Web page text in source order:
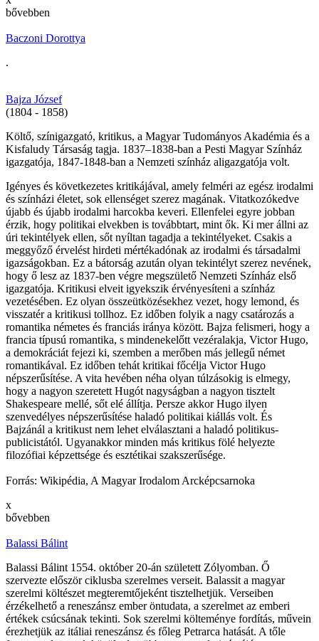
bővebben
Baczoni Dorottya
.
Bajza József
(1804 - 1858)
Költő, színigazgató, kritikus, a Magyar Tudományos Akadémia és a
Kisfaludy Társaság tagja. 1837–1838-ban a Pesti Magyar Színház
igazgatója, 1847-1848-ban a Nemzeti színház aligazgatója volt.
Igényes és következetes kritikájával, amely felméri az egész irodalmi
és színházi életet, sok ellenséget szerez magának. Vitatkozókedve
újabb és újabb irodalmi harcokba keveri. Ellenfelei egyre jobban
érzik, hogy politikai elvekben is továbbtart, mint ők. Ki mer állni az
úri tekintélyek ellen, sőt nyíltan tagadja a tekintélyeket. Csakis a
meggyőző érvelést hirdeti mértékadónak az irodalmi és társadalmi
igazságokban. Ez a bátorság azután olyan tekintélyt szerez nevének,
hogy ő lesz az 1837-ben végre megszülető Nemzeti Színház első
igazgatója. Kritikusi elveit igyekszik érvényesíteni a színház
vezetésében. Ez olyan összeütközésekhez vezet, hogy lemond, és
visszatér a kritikusi tollhoz. Ez időben folyik a nagy csatározás a
romantika németes és franciás iránya között. Bajza felismeri, hogy a
francia típusú romantika, s mindenekelőtt vezéralakja, Victor Hugo,
a demokráciát fejezi ki, szemben a merőben más jellegű német
romantikával. Ez időben tehát kritikai főcélja Victor Hugo
népszerűsítése. A vita hevében néha olyan túlzásokig is elmegy,
hogy a nagyon szeretett Hugót nagyságban a nagyon tisztelt
Shakespeare mellé, sőt elé állítja. Persze akkor Hugo ilyen
szenvedélyes népszerűsítése haladó politikai kiállás volt. És
Bajzánál a kritikust nem lehet elválasztani a haladó politikus-
publicistától. Ugyanakkor minden más kritikus fölé helyezte
filozófiai képzettsége és esztétikai szakszerűsége.
Forrás: Wikipédia, A Magyar Irodalom Arcképcsarnoka
x
bővebben
Balassi Bálint
Balassi Bálint 1554. október 20-án született Zólyomban. Ő
szervezte először ciklusba szerelmes verseit. Balassit a magyar
szerelmi költészet megteremtőjeként tisztelhetjük. Verseiben
érzékelhető a reneszánsz ember öntudata, a szerelmet az emberi
értékek csúcsának tekinti. Sok szerelmi költeménye fordítás, művein
érezhetjük az itáliai reneszánsz és főleg Petrarca hatását. A tőle